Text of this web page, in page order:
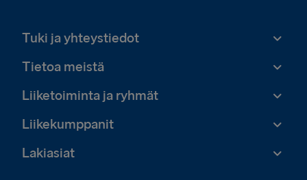
Tuki ja yhteystiedot
Tietoa meistä
Liiketoiminta ja ryhmät
Liikekumppanit
Lakiasiat